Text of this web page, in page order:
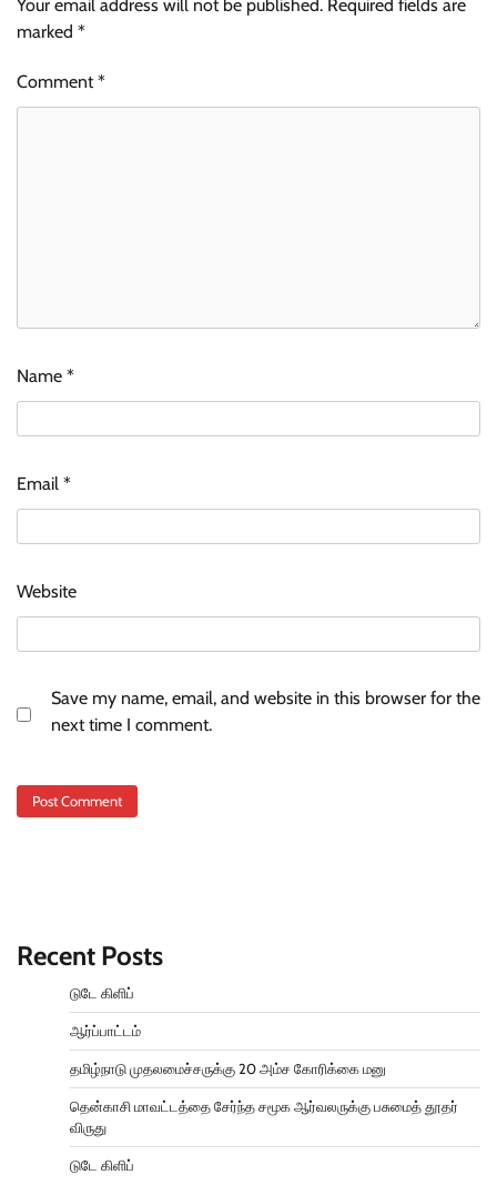
Your email address will not be published. Required fields are
marked *
Comment*
Name *
Email *
Website
Save my name, email, and website in this browser for the
next time I comment.
Recent Posts
டுடே கிளிப்
ஆர்ப்பாட்டம்
தமிழ்நாடு முதலமைச்சருக்கு 20 அம்ச கோரிக்கை மனு
தென்காசி மாவட்டத்தை சேர்ந்த சமூக ஆர்வலருக்கு பசுமைத் தூதர்
விருது
டுடே கிளிப்